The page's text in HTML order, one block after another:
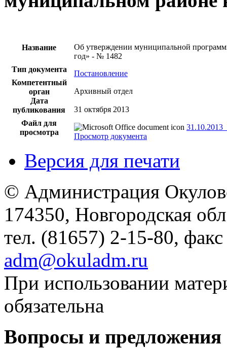
Название
Об утверждении муниципальной
год» - № 1482
Тип документа
Постановление
Компетентный
орган
Архивный отдел
Дата
публикования
31 октября 2013
Файл для
просмотра
Просмотр документа
Версия для печати
© Администрация
174350, Новгородская
тел. (81657) 2-15-80,
adm@okuladm.ru
При использовании
обязательна
Вопросы и